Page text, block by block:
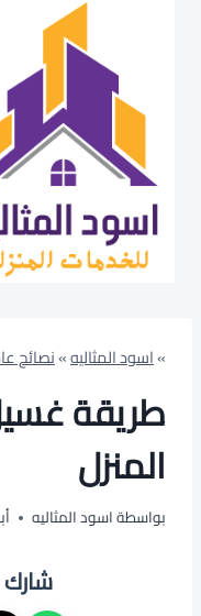
»اسود المثاليه»نصائح
طريقة
المنزل
بواسطةاسود المثاليه
شارك